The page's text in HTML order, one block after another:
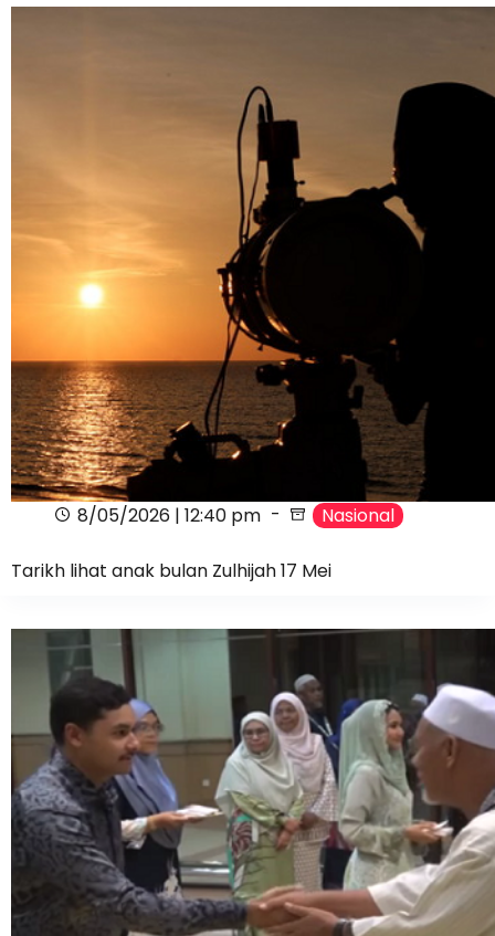
8/05/2026 | 12:40 pm Nasional
Tarikh lihat anak bulan Zulhijah 17 Mei